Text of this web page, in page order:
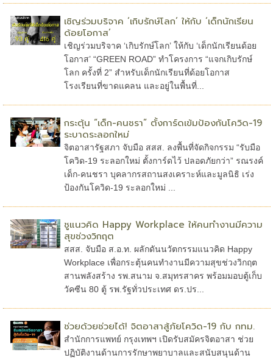
เชิญร่วมบริจาค ‘เกิบรักษ์โลก’ ให้กับ ‘เด็กนักเรียน
ด้อยโอกาส’
เชิญร่วมบริจาค ‘เกิบรักษ์โลก’ ให้กับ ‘เด็กนักเรียนด้อย
โอกาส’ “GREEN ROAD” ทำโครงการ “แจกเกิบรักษ์
โลก ครั้งที่ 2” สำหรับเด็กนักเรียนที่ด้อยโอกาส
โรงเรียนที่ขาดแคลน และอยู่ในพื้นที่...
กระตุ้น “เด็ก-คนชรา” ตั้งการ์ดเข้มป้องกันโควิด-19
ระบาดระลอกใหม่
จิตอาสารัฐสภา จับมือ สสส. ลงพื้นที่จัดกิจกรรม “รับมือ
โควิด-19 ระลอกใหม่ ตั้งการ์ดไว้ ปลอดภัยกว่า” รณรงค์
เด็ก-คนชรา บุคลากรสถานสงเคราะห์และมูลนิธิ เร่ง
ป้องกันโควิด-19 ระลอกใหม่ ...
ชูแนวคิด Happy Workplace ให้คนทำงานมีความ
สุขช่วงวิกฤต
สสส. จับมือ ส.อ.ท. ผลักดันนวัตกรรมแนวคิด Happy
Workplace เพื่อกระตุ้นคนทำงานมีความสุขช่วงวิกฤต
สานพลังสร้าง รพ.สนาม จ.สมุทรสาคร พร้อมมอบตู้เก็บ
วัคซีน 80 ตู้ รพ.รัฐทั่วประเทศ ดร.ปร...
ช่วยด้วยช่วยได้! จิตอาสาสู้ภัยโควิด-19 กับ กทม.
สำนักการแพทย์ กรุงเทพฯ เปิดรับสมัครจิตอาสา ช่วย
ปฏิบัติงานด้านการรักษาพยาบาลและสนับสนุนด้าน